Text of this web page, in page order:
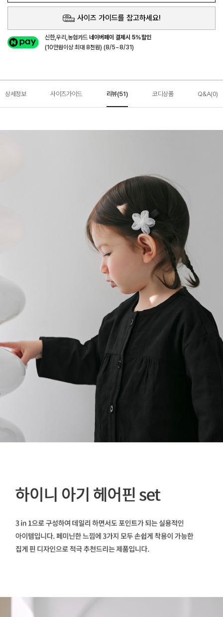
사이즈 가이드를 참고하세요!
신한,우리,농협카드네이버페이 결제시 5%할인
(10만원이상 최대 8천원) (8/5~8/31)
상세정보 사이즈가이드 리뷰(51) 코디상품 Q&A(0)